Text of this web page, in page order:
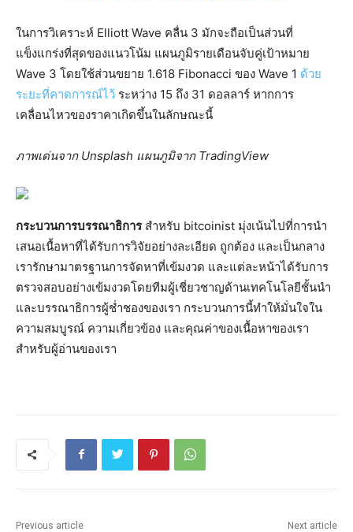
ในการวิเคราะห์ Elliott Wave คลื่น 3 มักจะถือเป็นส่วนที่
แข็งแกร่งที่สุดของแนวโน้ม แผนภูมิรายเดือนจับคู่เป้าหมาย
Wave 3 โดยใช้ส่วนขยาย 1.618 Fibonacci ของ Wave 1 ด้วย
ระยะที่คาดการณ์ไว้ ระหว่าง 15 ถึง 31 ดอลลาร์ หากการ
เคลื่อนไหวของราคาเกิดขึ้นในลักษณะนี้
ภาพเด่นจาก Unsplash แผนภูมิจาก TradingView
กระบวนการบรรณาธิการสำหรับ bitcoinist มุ่งเน้นไปที่การนำ
เสนอเนื้อหาที่ได้รับการวิจัยอย่างละเอียด ถูกต้อง และเป็นกลาง
เรารักษามาตรฐานการจัดหาที่เข้มงวด และแต่ละหน้าได้รับการ
ตรวจสอบอย่างเข้มงวดโดยทีมผู้เชี่ยวชาญด้านเทคโนโลยีชั้นนำ
และบรรณาธิการผู้ช่ำชองของเรา กระบวนการนี้ทำให้มั่นใจใน
ความสมบูรณ์ ความเกี่ยวข้อง และคุณค่าของเนื้อหาของเรา
สำหรับผู้อ่านของเรา
Previous article Next article